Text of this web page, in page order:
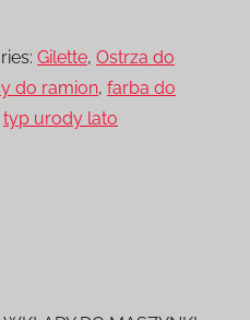
Gilette, Ostrza do
do ramion, farba do
typ urody lato